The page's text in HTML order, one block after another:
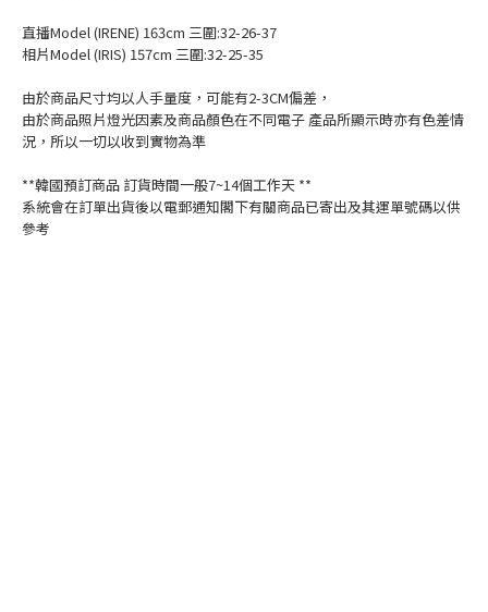
直播Model (IRENE) 163cm 三圍:32-26-37
相片Model (IRIS) 157cm 三圍:32-25-35
由於商品尺寸均以人手量度，可能有2-3CM偏差，
由於商品照片燈光因素及商品顏色在不同電子 產品所顯示時亦有色差情
況，所以一切以收到實物為準
**韓國預訂商品 訂貨時間一般7~14個工作天 **
系統會在訂單出貨後以電郵通知閣下有關商品已寄出及其運單號碼以供
參考